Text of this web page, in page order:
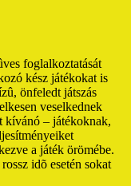
foglalkoztatását
kész játékokat is
önfeledt játszás
veselkednek
kívánó – játékoknak,
a játék örömébe.
idõ esetén sokat